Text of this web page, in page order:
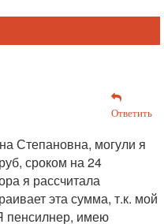
Ответить
Степановна, могули я
сроком на 24
я рассчитала
эта сумма, т.к. мой
пенсилнер, имею